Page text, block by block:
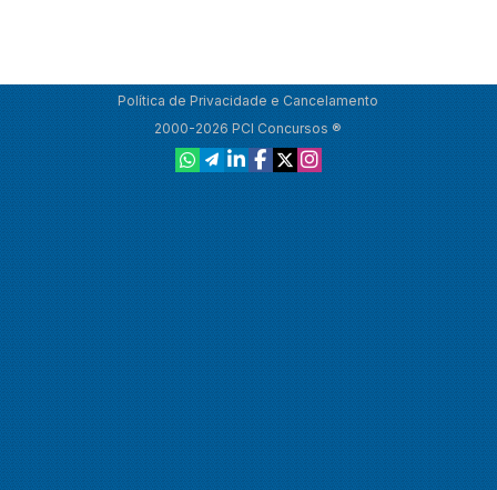
Política de Privacidade e Cancelamento
2000-2026 PCI Concursos ®